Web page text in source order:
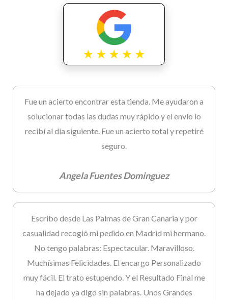
Fue un acierto encontrar esta tienda. Me ayudaron a
solucionar todas las dudas muy rápido y el envío lo
recibí al día siguiente. Fue un acierto total y repetiré
seguro.
Angela Fuentes Dominguez
Escribo desde Las Palmas de Gran Canaria y por
casualidad recogió mi pedido en Madrid mi hermano.
No tengo palabras: Espectacular. Maravilloso.
Muchísimas Felicidades. El encargo Personalizado
muy fácil. El trato estupendo. Y el Resultado Final me
ha dejado ya digo sin palabras. Unos Grandes